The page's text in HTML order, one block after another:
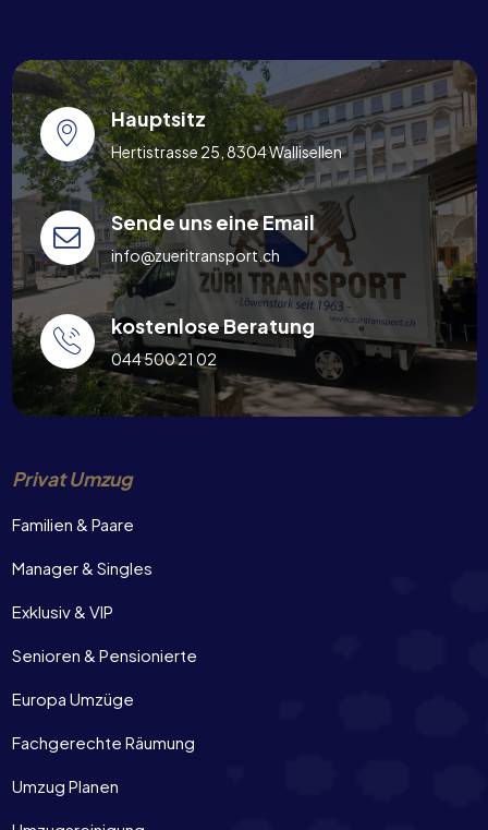
Hauptsitz
Hertistrasse 25, 8304 Wallisellen
Sende uns eine Email
info@zueritransport.ch
kostenlose Beratung
044 500 21 02
Privat Umzug
Familien & Paare
Manager & Singles
Exklusiv & VIP
Senioren & Pensionierte
Europa Umzüge
Fachgerechte Räumung
Umzug Planen